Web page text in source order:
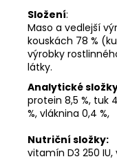
Složení:
Maso a vedlejší
kouskách 78 %
výrobky
látky.
Analytické
protein 8,5 %, tuk
%, vláknina 0,4 %,
Nutriční složky:
vitamín D3 250